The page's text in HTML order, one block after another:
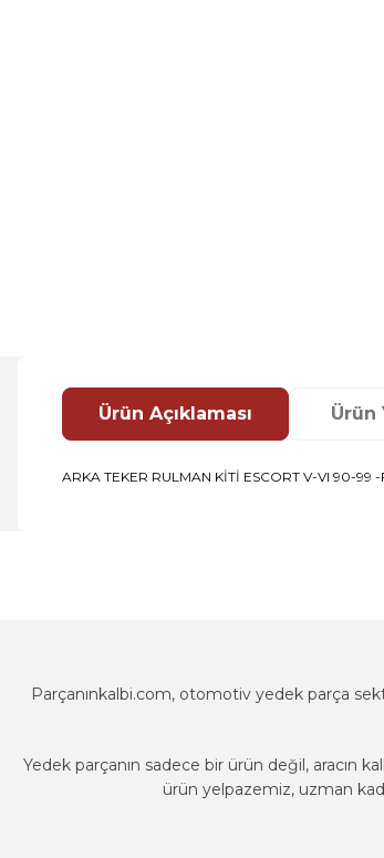
Ürün Açıklaması Ürün
ARKA TEKER RULMAN KİTİ ESCORT V-VI 90-99 -
Ürün fiyatı diğer sitelerden daha pahalı.
Parçanınkalbi.com, otomotiv yedek parça
Yedek parçanın sadece bir ürün değil, aracın
ürün yelpazemiz, uzman
Parçanınkalbi.com, otomotiv yedek parça